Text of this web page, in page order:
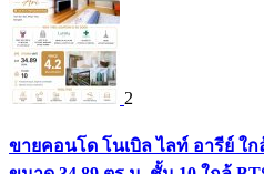
2
ขายคอนโด โนเบิล ไลท์ อารีย์ ใ